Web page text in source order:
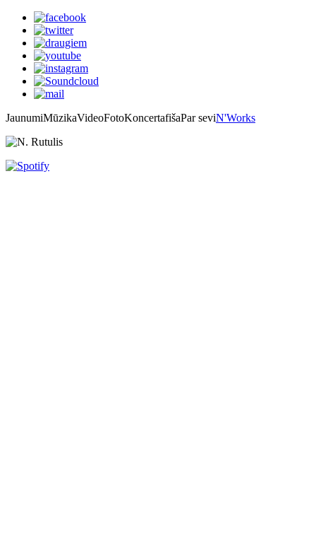
JaunumiMūzikaVideoFotoKoncertafišaPar seviN'Works